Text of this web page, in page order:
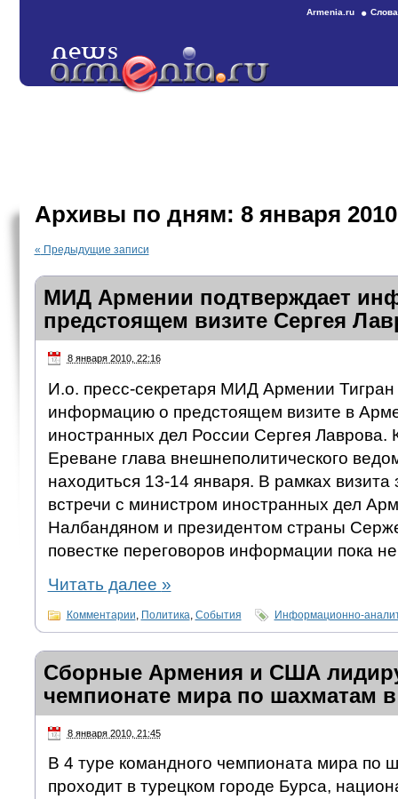
Armenia.ru
Архивы по дням: 8 января 2010
« Предыдущие записи
МИД Армении подтверждает
предстоящем визите Сергея
8 января 2010, 22:16
И.о. пресс-секретаря МИД Армении
информацию о предстоящем визите в
иностранных дел России Сергея Лаврова.
Ереване глава внешнеполитического
находиться 13-14 января. В рамках
встречи с министром иностранных дел
Налбандяном и президентом страны
повестке переговоров информации пока
Читать далее »
Комментарии Политика События Информационно-
Сборные Армения и США
чемпионате мира по шахматам
8 января 2010, 21:45
В 4 туре командного чемпионата мира по
проходит в турецком городе Бурса,